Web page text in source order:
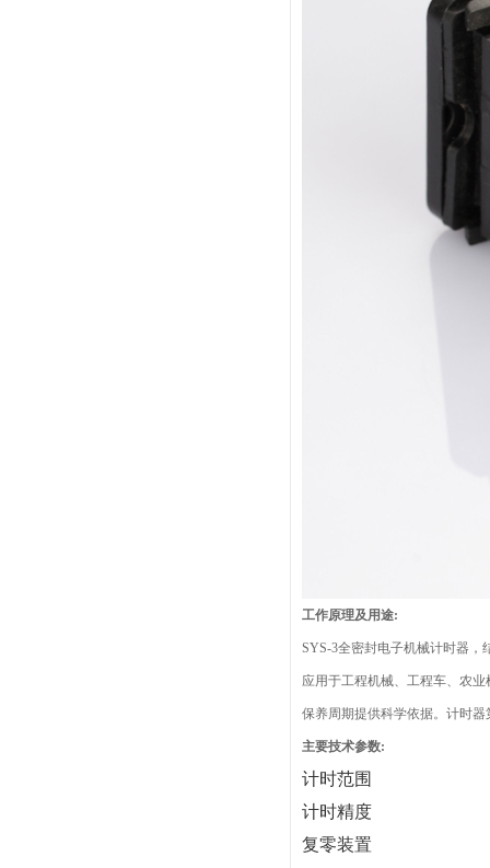
工作原理及用途:
SYS-3全密封电子机械计时器
应用于工程机械、工程车、农
保养周期提供科学依据。计时
主要技术参数:
计时范围
计时精度
复零装置